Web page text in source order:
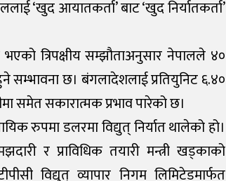
‘खुद आयातकर्ता’ बाट ‘खुद निर्यातकर्ता’
त्रिपक्षीय सम्झौताअनुसार नेपालले ४०
सम्भावना छ। बंगलादेशलाई प्रतियुनिट ६.४०
समेत सकारात्मक प्रभाव पारेको छ।
रुपमा डलरमा विद्युत् निर्यात थालेको हो।
र प्राविधिक तयारी मन्त्री खड्काको
विद्युत् व्यापार निगम लिमिटेडमार्फत